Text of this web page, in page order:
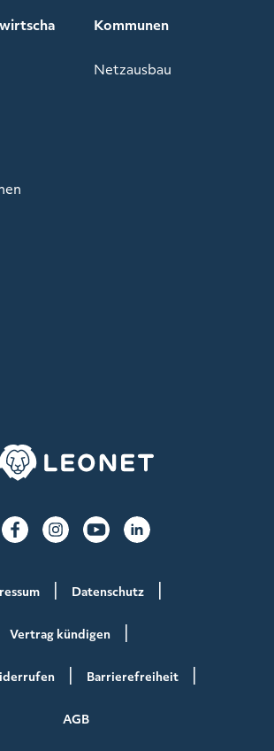
Kommunen
Netzausbau
Datenschutz
Vertrag kündigen
Barrierefreiheit
AGB